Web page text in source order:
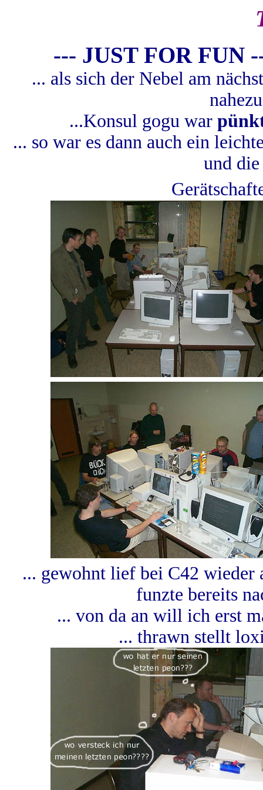
--- JUST FOR FUN
... als sich der Nebel am
...Konsul gogu war
... so war es dann auch ein
und
... gewohnt lief bei C42 wieder
funzte bereits
... von da an will ich erst
... thrawn stellt